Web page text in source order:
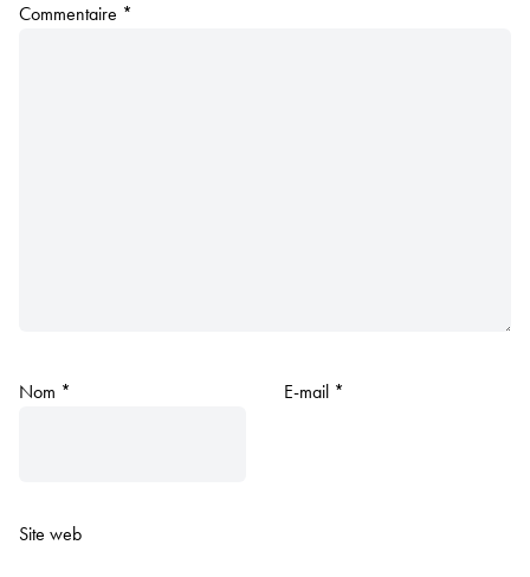
Commentaire *
Nom * E-mail *
Site web